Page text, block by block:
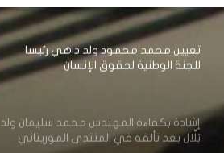
الوطنية للمحامين
تعيين محمد محمود ولد داهي رئيسا
للجنة الوطنية لحقوق الإنسان
إشادة بكفاءة المهندس محمد سليمان ولد
بَلَّال بعد تألقه في المنتدى الموريتاني